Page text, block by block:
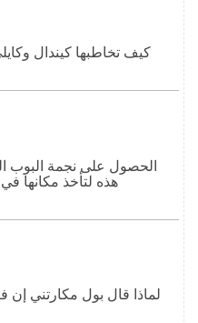
لماذا قال بول مكارتني